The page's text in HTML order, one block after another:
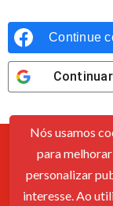
Continue
Contato Sobre
© 2026
Nós usamos
para
personalizar
interesse. Ao